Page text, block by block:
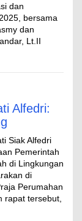
dan
bersama
dan
Lt.II
Alfedri:
Siak Alfedri
Pemerintah
di Lingkungan
di
Perumahan
rapat tersebut,